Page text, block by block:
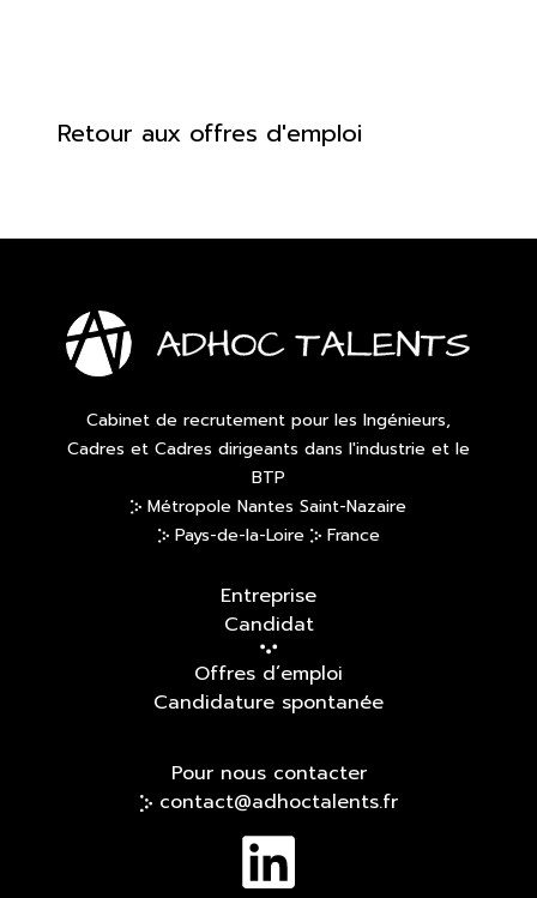
Retour aux offres d'emploi
Cabinet de recrutement pour les Ingénieurs,
Cadres et Cadres dirigeants dans l'industrie et le
BTP
Métropole Nantes Saint-Nazaire
Pays-de-la-Loire
France
Entreprise
Candidat
Offres d’emploi
Candidature spontanée
Pour nous contacter
contact@adhoctalents.fr